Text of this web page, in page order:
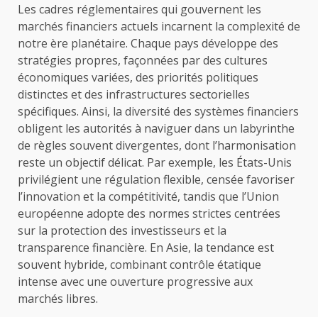
Les cadres réglementaires qui gouvernent les
marchés financiers actuels incarnent la complexité de
notre ère planétaire. Chaque pays développe des
stratégies propres, façonnées par des cultures
économiques variées, des priorités politiques
distinctes et des infrastructures sectorielles
spécifiques. Ainsi, la diversité des systèmes financiers
obligent les autorités à naviguer dans un labyrinthe
de règles souvent divergentes, dont l’harmonisation
reste un objectif délicat. Par exemple, les États-Unis
privilégient une régulation flexible, censée favoriser
l’innovation et la compétitivité, tandis que l’Union
européenne adopte des normes strictes centrées
sur la protection des investisseurs et la
transparence financière. En Asie, la tendance est
souvent hybride, combinant contrôle étatique
intense avec une ouverture progressive aux
marchés libres.